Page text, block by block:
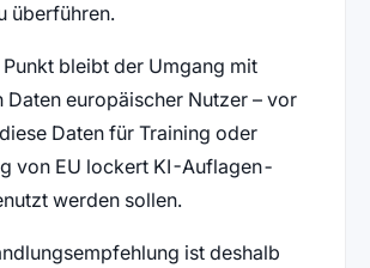
überführen.
bleibt der Umgang mit
Daten europäischer Nutzer – vor
Daten für Training oder
von EU lockert KI-Auflagen-
werden sollen.
ist deshalb